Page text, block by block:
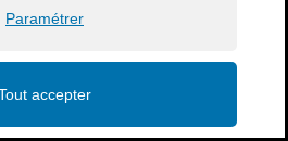
Paramétrer
accepter